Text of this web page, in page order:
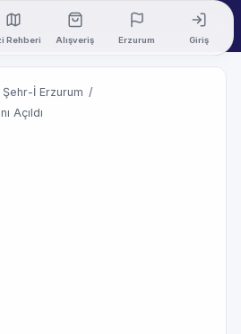
Rehberi Alışveriş Erzurum Giriş
Şehr-İ Erzurum /
Açıldı